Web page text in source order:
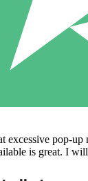
excessive pop-
is great. I